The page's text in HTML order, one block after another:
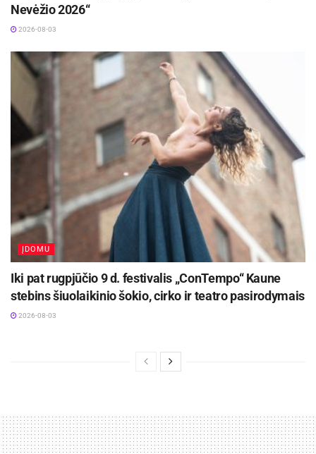
Nevėžio 2026“
2026-08-03
ĮDOMU
Iki pat rugpjūčio 9 d. festivalis „ConTempo“ Kaune
stebins šiuolaikinio šokio, cirko ir teatro pasirodymais
2026-08-03